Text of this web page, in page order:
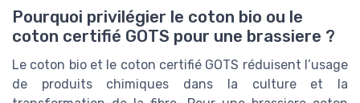
Pourquoi privilégier le coton bio ou le
coton certifié GOTS pour une brassiere ?
Le coton bio et le coton certifié GOTS réduisent l’usage
de produits chimiques dans la culture et la